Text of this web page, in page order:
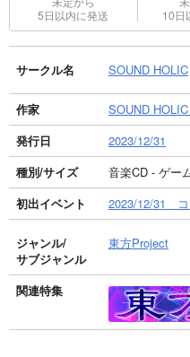
5日以内に発送
10日
サークル名 SOUND HOLIC
作家 SOUND HOLIC
発行日
2023/12/31
種別/サイズ
音楽CD - ゲー
初出イベント
2023/12/31 コ
ジャンル/
サブジャンル
東方Project
関連特集